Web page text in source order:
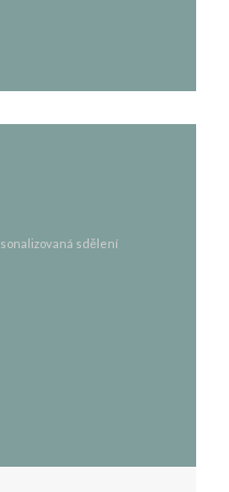
sdělení